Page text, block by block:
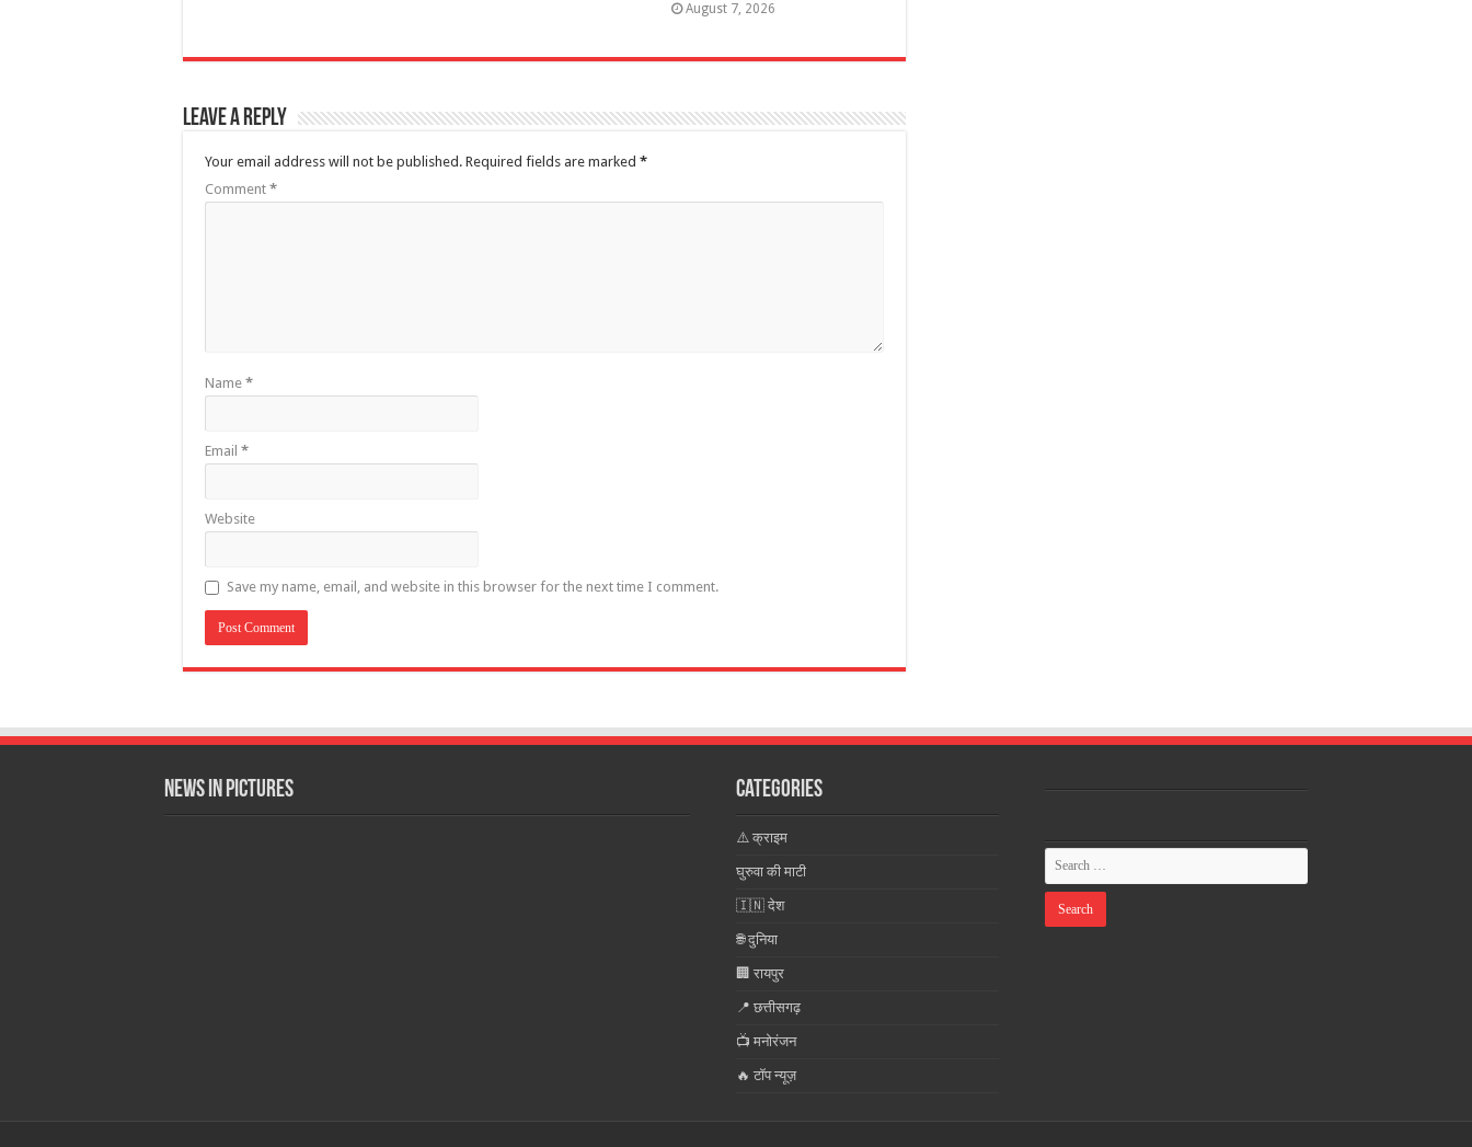
August 7, 2026
Leave a Reply
Your email address will not be published. Required fields are marked *
Comment *
Name *
Email *
Website
Save my name, email, and website in this browser for the next time I comment.
News in Pictures Categories
⚠️ क्राइम
घुरुवा की माटी
🇮🇳 देश
🌐 दुनिया
🏢 रायपुर
📍 छत्तीसगढ़
📺 मनोरंजन
🔥 टॉप न्यूज़